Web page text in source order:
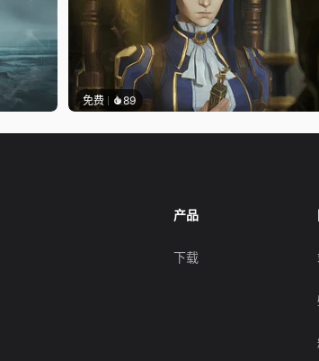
免费 89
产品
下载